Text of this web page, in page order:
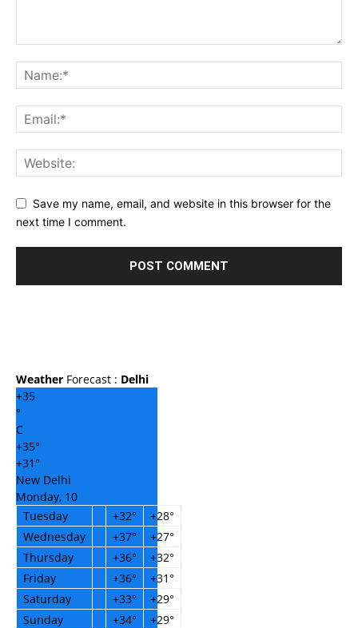
Save my name, email, and website in this browser for the
next time I comment.
Weather Forecast : Delhi
+35
°
C
+35°
+31°
New Delhi
Monday, 10
Tuesday
+32° +28°
Wednesday
+37° +27°
Thursday
+36° +32°
Friday
+36° +31°
Saturday
+33° +29°
Sunday
+34° +29°